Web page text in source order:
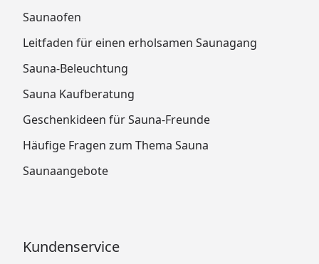
Saunaofen
Leitfaden für einen erholsamen Saunagang
Sauna-Beleuchtung
Sauna Kaufberatung
Geschenkideen für Sauna-Freunde
Häufige Fragen zum Thema Sauna
Saunaangebote
Kundenservice